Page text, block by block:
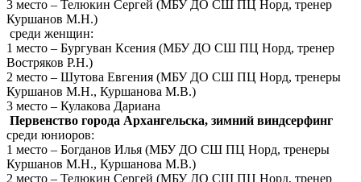
3 место – Телюкин Сергей (МБУ ДО СШ ПЦ Норд, тренер
Куршанов М.Н.)
среди женщин:
1 место – Бургуван Ксения (МБУ ДО СШ ПЦ Норд, тренер
Востряков Р.Н.)
2 место – Шутова Евгения (МБУ ДО СШ ПЦ Норд, тренеры
Куршанов М.Н., Куршанова М.В.)
3 место – Кулакова Дариана
Первенство города Архангельска, зимний виндсерфинг
среди юниоров:
1 место – Богданов Илья (МБУ ДО СШ ПЦ Норд, тренеры
Куршанов М.Н., Куршанова М.В.)
2 место – Телюкин Сергей (МБУ ДО СШ ПЦ Норд, тренер